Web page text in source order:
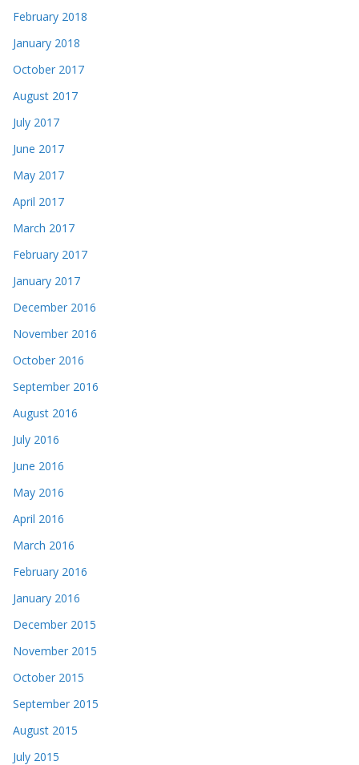
February 2018
January 2018
October 2017
August 2017
July 2017
June 2017
May 2017
April 2017
March 2017
February 2017
January 2017
December 2016
November 2016
October 2016
September 2016
August 2016
July 2016
June 2016
May 2016
April 2016
March 2016
February 2016
January 2016
December 2015
November 2015
October 2015
September 2015
August 2015
July 2015